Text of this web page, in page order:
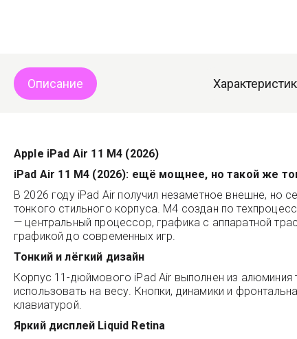
Описание
Apple iPad Air 11 M4 (2026)
iPad Air 11 M4 (2026): ещё мощнее, но такой же
В 2026 году iPad Air получил незаметное внешне, но
тонкого стильного корпуса. M4 создан по
— центральный процессор, графика с аппаратной
графикой до современных игр.
Тонкий и лёгкий дизайн
Корпус 11-дюймового iPad Air выполнен из
использовать на весу. Кнопки, динамики и
клавиатурой.
Яркий дисплей Liquid Retina